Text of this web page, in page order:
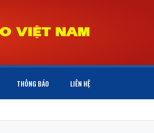
THÔNG BÁO LIÊN HỆ